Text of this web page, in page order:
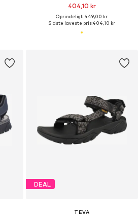
404,10 kr
Oprindeligt: 449,00 kr
Sidste laveste pris:404,10 kr
DEAL
TEVA